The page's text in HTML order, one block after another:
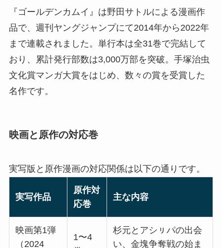
『ゴールデンカムイ』は野田サトルによる漫画作
品で、週刊ヤングジャンプにて2014年から2022年
まで連載されました。単行本は全31巻で完結して
おり、累計発行部数は3,000万部を突破。手塚治虫
文化賞マンガ大賞をはじめ、数々の賞を受賞した
名作です。
映画と原作の対応巻
実写版と原作漫画の対応関係は以下の通りです。
実写作品
原作対
応巻
主な内容
映画第1弾
（2024
1〜4
杉元とアシㇼパの出会
い、金塊争奪戦の始ま